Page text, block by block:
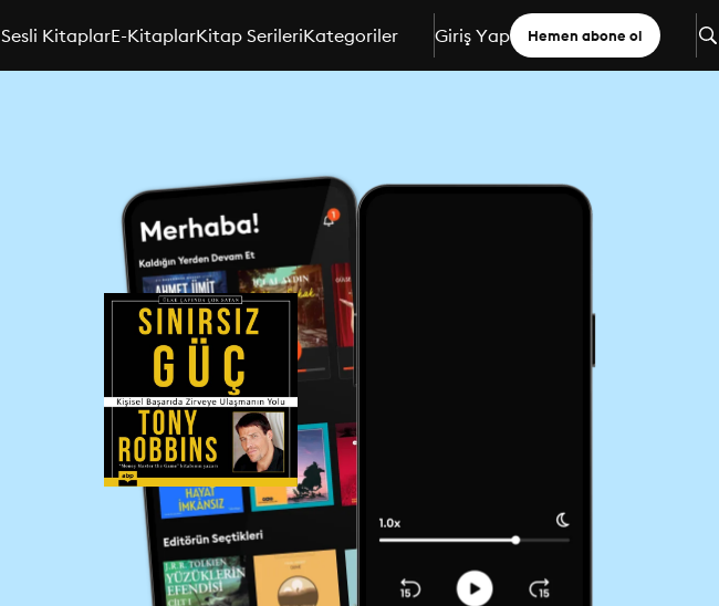
Sesli KitaplarE-KitaplarKitap SerileriKategoriler Giriş Yap Hemen abone ol